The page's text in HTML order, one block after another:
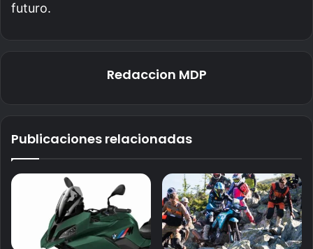
futuro.
Redaccion MDP
Publicaciones relacionadas